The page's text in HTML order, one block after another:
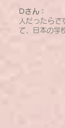
Dさん：
人だったらで
て、日本の学